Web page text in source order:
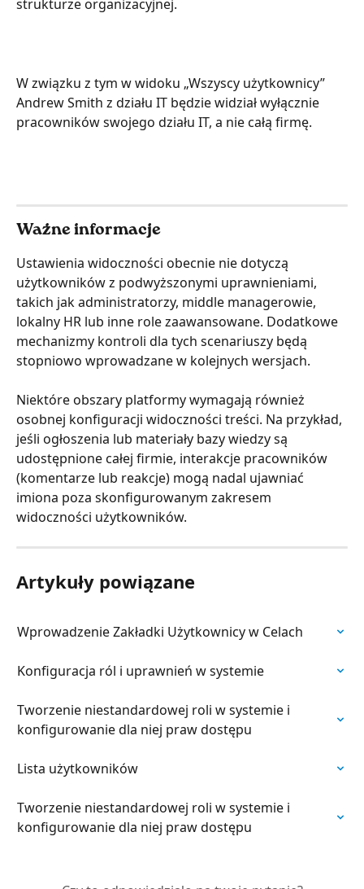
strukturze organizacyjnej.
W związku z tym w widoku „Wszyscy użytkownicy”
Andrew Smith z działu IT będzie widział wyłącznie
pracowników swojego działu IT, a nie całą firmę.
Ważne informacje
Ustawienia widoczności obecnie nie dotyczą
użytkowników z podwyższonymi uprawnieniami,
takich jak administratorzy, middle managerowie,
lokalny HR lub inne role zaawansowane. Dodatkowe
mechanizmy kontroli dla tych scenariuszy będą
stopniowo wprowadzane w kolejnych wersjach.
Niektóre obszary platformy wymagają również
osobnej konfiguracji widoczności treści. Na przykład,
jeśli ogłoszenia lub materiały bazy wiedzy są
udostępnione całej firmie, interakcje pracowników
(komentarze lub reakcje) mogą nadal ujawniać
imiona poza skonfigurowanym zakresem
widoczności użytkowników.
Artykuły powiązane
Wprowadzenie Zakładki Użytkownicy w Celach
Konfiguracja ról i uprawnień w systemie
Tworzenie niestandardowej roli w systemie i
konfigurowanie dla niej praw dostępu
Lista użytkowników
Tworzenie niestandardowej roli w systemie i
konfigurowanie dla niej praw dostępu